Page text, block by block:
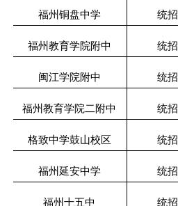
福州铜盘中学 统招
福州教育学院附中 统招
闽江学院附中 统招
福州教育学院二附中 统招
格致中学鼓山校区 统招
福州延安中学 统招
福州十五中 统招